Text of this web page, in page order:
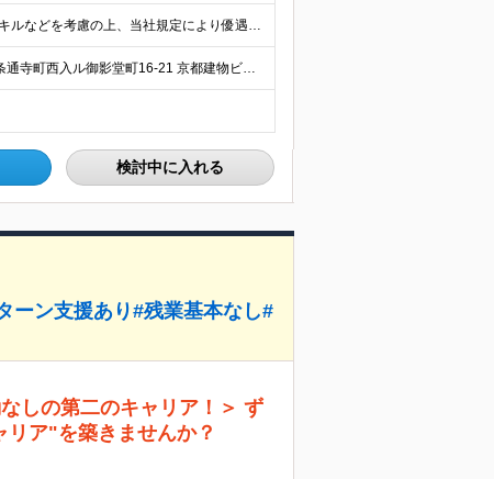
月給23万円～30万円（諸手当含む） ※経験・年齢・スキルなどを考慮の上、当社規定により優遇いたします。 ※残業は基本発生しませんが、発生した場合は時間外手当を全額別途支給します。 ※試用期間2ヶ月
★転勤なし／京都の本社勤務 ◆京都府京都市下京区五条通寺町西入ル御影堂町16-21 京都建物ビル2F ┗「清水五条」駅徒歩2分 ＼配属部署は温かい職場です♪／ 平均年齢は28歳で、若手も多く在籍し
検討中に入れる
ーン支援あり#残業基本なし#
しの第二のキャリア！＞ ず
ア"を築きませんか？